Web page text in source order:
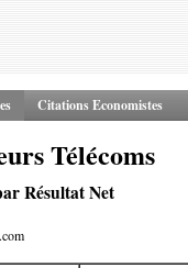
Citations Economistes
Télécoms
Résultat Net